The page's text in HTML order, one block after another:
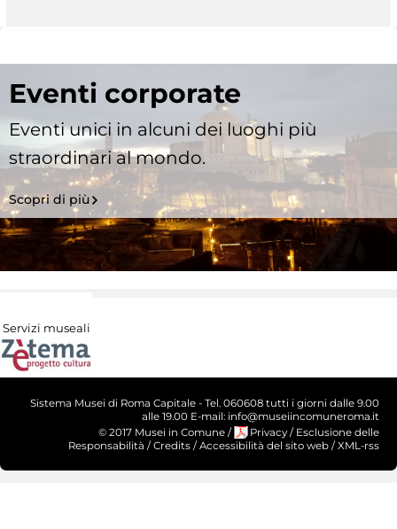
Eventi corporate
Eventi unici in alcuni dei luoghi più
straordinari al mondo.
Scopri di più
Servizi museali
Sistema Musei di Roma Capitale - Tel. 060608 tutti i giorni dalle 9.00
alle 19.00 E-mail: info@museiincomuneroma.it
© 2017 Musei in Comune / Privacy / Esclusione delle
Responsabilità /Credits /Accessibilità del sito web /XML-rss